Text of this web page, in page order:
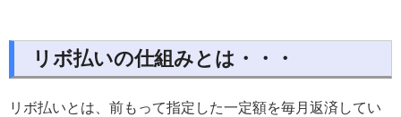
リボ払いの仕組みとは・・・
リボ払いとは、前もって指定した一定額を毎月返済してい